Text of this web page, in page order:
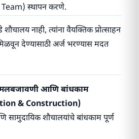
स्थापन करणे.
नाही, त्यांना वैयक्तिक प्रोत्साहन
देण्यासाठी अर्ज भरण्यास मदत
आणि बांधकाम
& Construction)
सामुदायिक शौचालयांचे बांधकाम पूर्ण